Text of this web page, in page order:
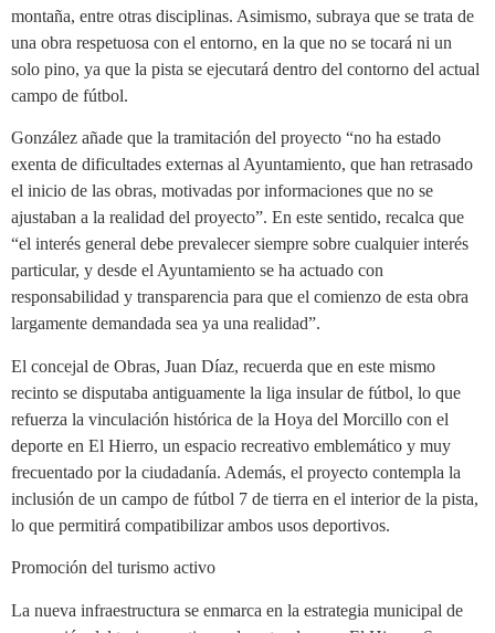
montaña, entre otras disciplinas. Asimismo, subraya que se trata de
una obra respetuosa con el entorno, en la que no se tocará ni un
solo pino, ya que la pista se ejecutará dentro del contorno del actual
campo de fútbol.
González añade que la tramitación del proyecto “no ha estado
exenta de dificultades externas al Ayuntamiento, que han retrasado
el inicio de las obras, motivadas por informaciones que no se
ajustaban a la realidad del proyecto”. En este sentido, recalca que
“el interés general debe prevalecer siempre sobre cualquier interés
particular, y desde el Ayuntamiento se ha actuado con
responsabilidad y transparencia para que el comienzo de esta obra
largamente demandada sea ya una realidad”.
El concejal de Obras, Juan Díaz, recuerda que en este mismo
recinto se disputaba antiguamente la liga insular de fútbol, lo que
refuerza la vinculación histórica de la Hoya del Morcillo con el
deporte en El Hierro, un espacio recreativo emblemático y muy
frecuentado por la ciudadanía. Además, el proyecto contempla la
inclusión de un campo de fútbol 7 de tierra en el interior de la pista,
lo que permitirá compatibilizar ambos usos deportivos.
Promoción del turismo activo
La nueva infraestructura se enmarca en la estrategia municipal de